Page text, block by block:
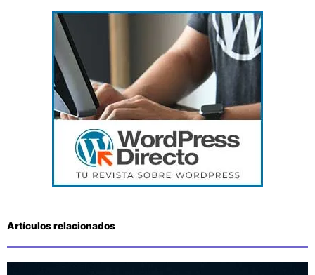
Artículos relacionados